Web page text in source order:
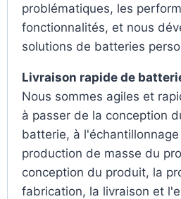
problématiques, les
fonctionnalités, et nous
solutions de batteries
Livraison rapide de
Nous sommes agiles et
à passer de la conception
batterie, à
production de masse du
conception du produit, la
fabrication, la livraison et